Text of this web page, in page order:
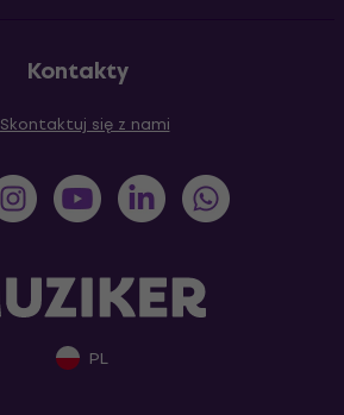
Kontakty
Skontaktuj się z nami
PL